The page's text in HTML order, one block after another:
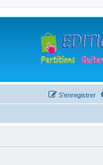
S’enregistrer